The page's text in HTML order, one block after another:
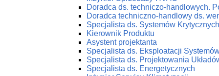
Doradca ds. techniczo-handlowych.
Doradca techniczno-handlowy ds.
Specjalista ds. Systemów Krytycznych
Kierownik Produktu
Asystent projektanta
Specjalista ds. Eksploatacji
Specjalista ds. Projektowania
Specjalista ds. Energetycznych